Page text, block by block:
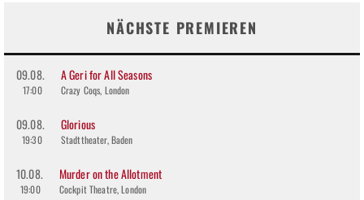
NÄCHSTE PREMIEREN
09.08.
17:00
A Geri for All Seasons
Crazy Coqs, London
09.08.
19:30
Glorious
Stadttheater, Baden
10.08.
19:00
Murder on the Allotment
Cockpit Theatre, London